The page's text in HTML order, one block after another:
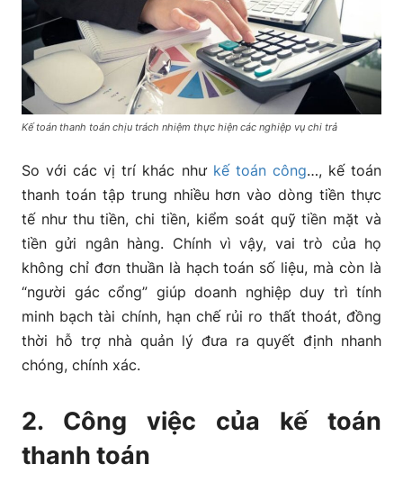
5. Các loại chứng từ, sổ sách mà kế toán thanh toán
cần biết
Kế toán thanh toán chịu trách nhiệm thực hiện các nghiệp vụ chi trả
So với các vị trí khác như kế toán công…, kế toán
thanh toán tập trung nhiều hơn vào dòng tiền thực
tế như thu tiền, chi tiền, kiểm soát quỹ tiền mặt và
tiền gửi ngân hàng. Chính vì vậy, vai trò của họ
không chỉ đơn thuần là hạch toán số liệu, mà còn là
“người gác cổng” giúp doanh nghiệp duy trì tính
minh bạch tài chính, hạn chế rủi ro thất thoát, đồng
thời hỗ trợ nhà quản lý đưa ra quyết định nhanh
chóng, chính xác.
2. Công việc của kế toán
thanh toán